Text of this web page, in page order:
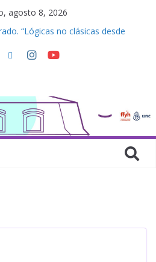
agosto 8, 2026
“Lógicas no clásicas desde
“Debates Actuales en
“Mirar, juzgar, sentir”
y Trabajos Finales | Agosto